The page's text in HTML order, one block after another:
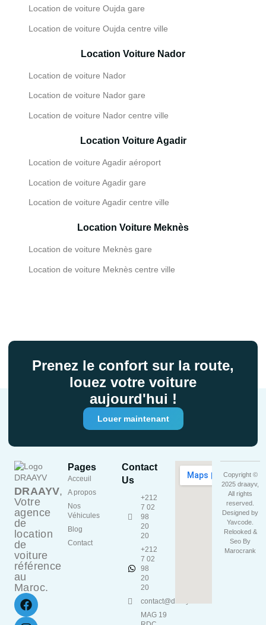
Location de voiture Oujda gare
Location de voiture Oujda centre ville
Location Voiture Nador
Location de voiture Nador
Location de voiture Nador gare
Location de voiture Nador centre ville
Location Voiture Agadir
Location de voiture Agadir aéroport
Location de voiture Agadir gare
Location de voiture Agadir centre ville
Location Voiture Meknès
Location de voiture Meknès gare
Location de voiture Meknès centre ville
Prenez le confort sur la route,
louez votre voiture
aujourd'hui !
Louer maintenant
DRAAYV,
Votre
agence
de
location
de
voiture
référence
au
Maroc.
Pages
Acceuil
A propos
Nos
Véhicules
Blog
Contact
Contact
Us
+212
7 02
98
20
20
+212
7 02
98
20
20
contact@draayv.ma
MAG 19
Copyright ©
2025 draayv,
All rights
reserved.
Designed by
Yavcode
Relooked &
Seo By
Marocrank